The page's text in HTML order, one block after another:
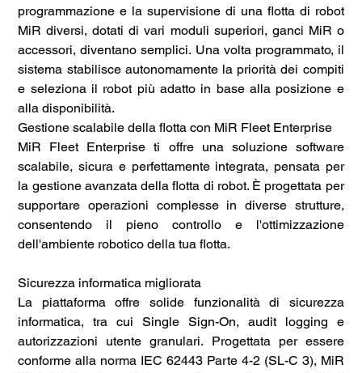
programmazione e la supervisione di una flotta di robot
MiR diversi, dotati di vari moduli superiori, ganci MiR o
accessori, diventano semplici. Una volta programmato, il
sistema stabilisce autonomamente la priorità dei compiti
e seleziona il robot più adatto in base alla posizione e
alla disponibilità.
Gestione scalabile della flotta con MiR Fleet Enterprise
MiR Fleet Enterprise ti offre una soluzione software
scalabile, sicura e perfettamente integrata, pensata per
la gestione avanzata della flotta di robot. È progettata per
supportare operazioni complesse in diverse strutture,
consentendo il pieno controllo e l'ottimizzazione
dell'ambiente robotico della tua flotta.
Sicurezza informatica migliorata
La piattaforma offre solide funzionalità di sicurezza
informatica, tra cui Single Sign-On, audit logging e
autorizzazioni utente granulari. Progettata per essere
conforme alla norma IEC 62443 Parte 4-2 (SL-C 3), MiR